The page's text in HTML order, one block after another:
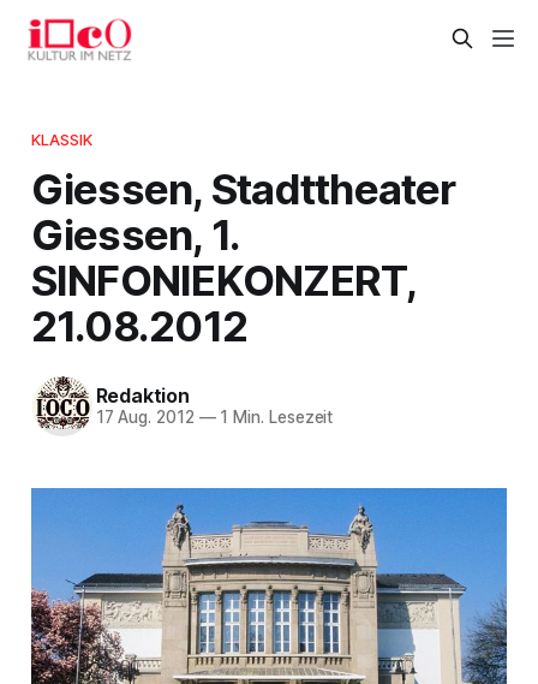
KLASSIK
Giessen, Stadttheater
Giessen, 1.
SINFONIEKONZERT,
21.08.2012
Redaktion
17 Aug. 2012 —1 Min. Lesezeit